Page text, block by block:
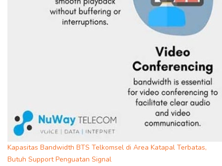
Kapasitas Bandwidth BTS Telkomsel di Area Katapal Terbatas,
Butuh Support Penguatan Signal